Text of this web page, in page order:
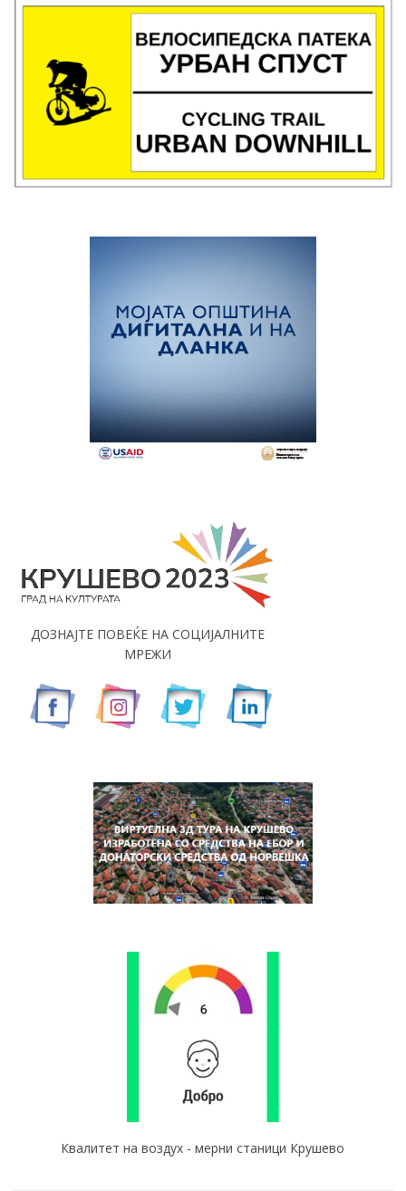
ДОЗНАЈТЕ ПОВЕЌЕ НА СОЦИЈАЛНИТЕ
МРЕЖИ
Квалитет на воздух - мерни станици Крушево